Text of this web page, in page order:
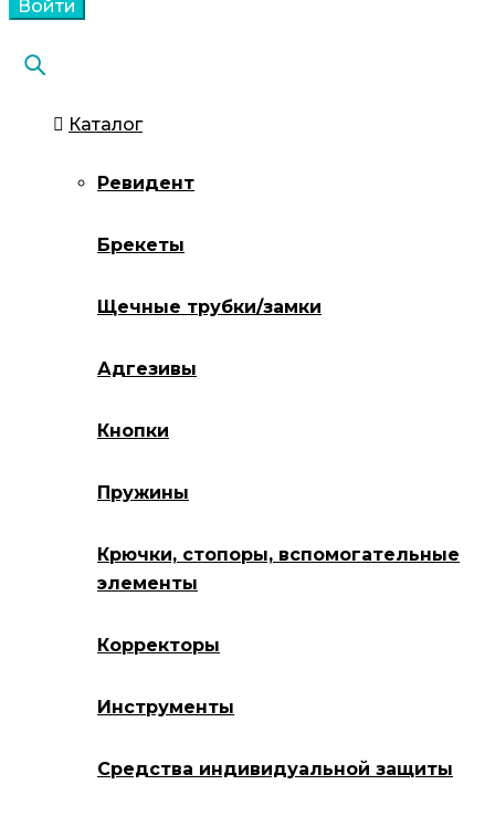
Каталог
Ревидент
Брекеты
Щечные трубки/замки
Адгезивы
Кнопки
Пружины
Крючки, стопоры, вспомогательные
элементы
Корректоры
Инструменты
Средства индивидуальной защиты